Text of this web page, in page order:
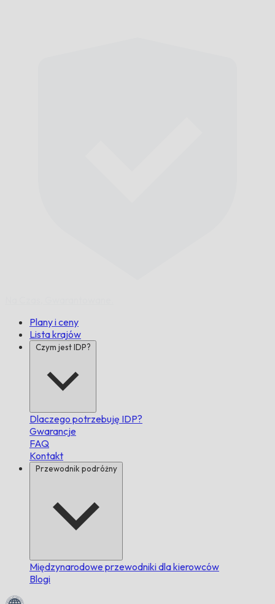
Plany i ceny
Lista krajów
Czym jest IDP?
Dlaczego potrzebuję IDP?
Gwarancje
FAQ
Kontakt
Przewodnik podróżny
Międzynarodowe przewodniki dla kierowców
Blogi